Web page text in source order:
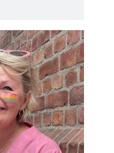
Read
article
"Fortsatt
er
ingen
fri
før
alle
er
fri"